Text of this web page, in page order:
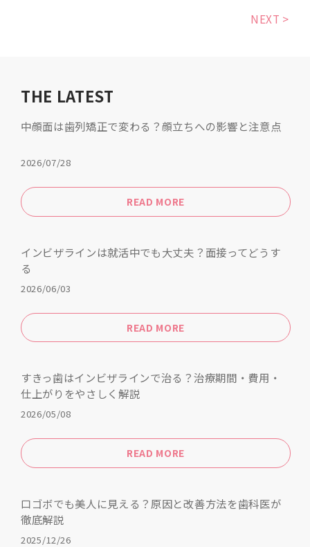
NEXT >
THE LATEST
中顔面は歯列矯正で変わる？顔立ちへの影響と注意点
2026/07/28
READ MORE
インビザラインは就活中でも大丈夫？面接ってどうす
る
2026/06/03
READ MORE
すきっ歯はインビザラインで治る？治療期間・費用・
仕上がりをやさしく解説
2026/05/08
READ MORE
口ゴボでも美人に見える？原因と改善方法を歯科医が
徹底解説
2025/12/26